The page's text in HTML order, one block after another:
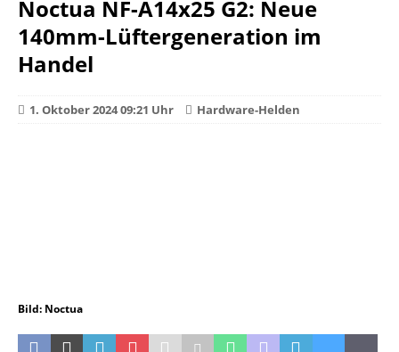
Noctua NF-A14x25 G2: Neue
140mm-Lüftergeneration im
Handel
1. Oktober 2024 09:21 Uhr Hardware-Helden
Bild: Noctua